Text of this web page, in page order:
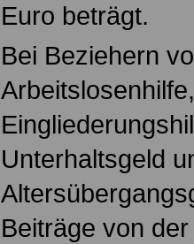
Euro beträgt.
Bei Beziehern
Unterhaltsgeld
Beiträge von